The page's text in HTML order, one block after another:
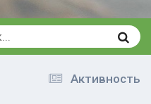
Активность